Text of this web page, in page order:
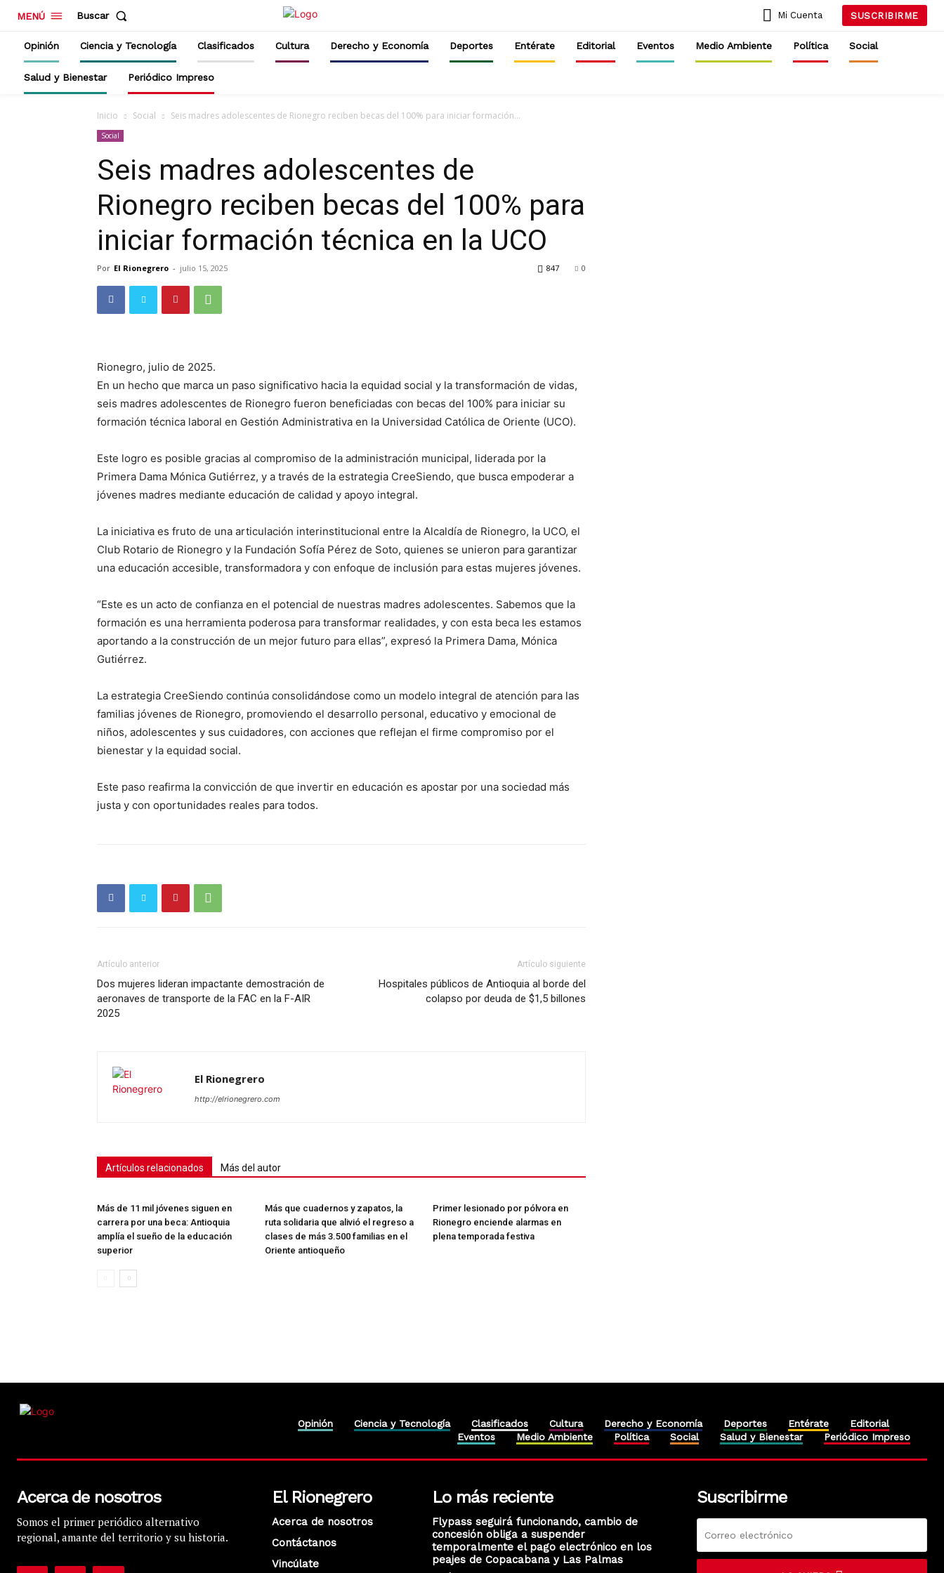
Periódico
El Rionegrero
SUSCRÍBETE
MENÚ Buscar Mi Cuenta SUSCRIBIRME
Opinión Ciencia y Tecnología Clasificados Cultura Derecho y Economía Deportes Entérate Editorial Eventos Medio Ambiente Política Social
Salud y Bienestar Periódico Impreso
Inicio Social Seis madres adolescentes de Rionegro reciben becas del 100% para iniciar formación...
Social
Seis madres adolescentes de
Rionegro reciben becas del 100% para
iniciar formación técnica en la UCO
Por El Rionegrero - julio 15, 2025 0
847
Rionegro, julio de 2025.
En un hecho que marca un paso significativo hacia la equidad social y la transformación de vidas,
seis madres adolescentes de Rionegro fueron beneficiadas con becas del 100% para iniciar su
formación técnica laboral en Gestión Administrativa en la Universidad Católica de Oriente (UCO).
Este logro es posible gracias al compromiso de la administración municipal, liderada por la
Primera Dama Mónica Gutiérrez, y a través de la estrategia CreeSiendo, que busca empoderar a
jóvenes madres mediante educación de calidad y apoyo integral.
La iniciativa es fruto de una articulación interinstitucional entre la Alcaldía de Rionegro, la UCO, el
Club Rotario de Rionegro y la Fundación Sofía Pérez de Soto, quienes se unieron para garantizar
una educación accesible, transformadora y con enfoque de inclusión para estas mujeres jóvenes.
“Este es un acto de confianza en el potencial de nuestras madres adolescentes. Sabemos que la
formación es una herramienta poderosa para transformar realidades, y con esta beca les estamos
aportando a la construcción de un mejor futuro para ellas”, expresó la Primera Dama, Mónica
Gutiérrez.
La estrategia CreeSiendo continúa consolidándose como un modelo integral de atención para las
familias jóvenes de Rionegro, promoviendo el desarrollo personal, educativo y emocional de
niños, adolescentes y sus cuidadores, con acciones que reflejan el firme compromiso por el
bienestar y la equidad social.
Este paso reafirma la convicción de que invertir en educación es apostar por una sociedad más
justa y con oportunidades reales para todos.
Artículo anterior
Dos mujeres lideran impactante demostración de
aeronaves de transporte de la FAC en la F-AIR
2025
Artículo siguiente
Hospitales públicos de Antioquia al borde del
colapso por deuda de $1,5 billones
El Rionegrero
http://elrionegrero.com
Artículos relacionados Más del autor
Más de 11 mil jóvenes siguen en
carrera por una beca: Antioquia
amplía el sueño de la educación
superior
Más que cuadernos y zapatos, la
ruta solidaria que alivió el regreso a
clases de más 3.500 familias en el
Oriente antioqueño
Primer lesionado por pólvora en
Rionegro enciende alarmas en
plena temporada festiva
Opinión Ciencia y Tecnología Clasificados Cultura Derecho y Economía Deportes Entérate
Editorial
Eventos
Medio Ambiente Política Social Salud y Bienestar Periódico Impreso
Acerca de nosotros
Somos el primer periódico alternativo
regional, amante del territorio y su historia.
El Rionegrero
Acerca de nosotros
Contáctanos
Vincúlate
Lo más reciente
Flypass seguirá funcionando, cambio de
concesión obliga a suspender
temporalmente el pago electrónico en los
peajes de Copacabana y Las Palmas
Suscribirme